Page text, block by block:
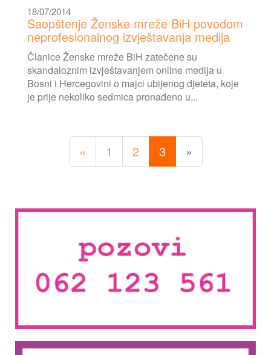
18/07/2014
Saopštenje Ženske mreže BiH povodom
neprofesionalnog izvještavanja medija
Članice Ženske mreže BiH zatečene su
skandaloznim izvještavanjem online medija u
Bosni i Hercegovini o majci ubijenog djeteta, koje
je prije nekoliko sedmica pronađeno u...
« 1 2 3 »